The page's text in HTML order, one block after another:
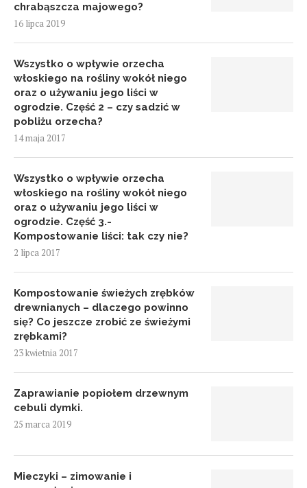
chrabąszcza majowego?
16 lipca 2019
Wszystko o wpływie orzecha
włoskiego na rośliny wokół niego
oraz o używaniu jego liści w
ogrodzie. Część 2 – czy sadzić w
pobliżu orzecha?
14 maja 2017
Wszystko o wpływie orzecha
włoskiego na rośliny wokół niego
oraz o używaniu jego liści w
ogrodzie. Część 3.-
Kompostowanie liści: tak czy nie?
2 lipca 2017
Kompostowanie świeżych zrębków
drewnianych – dlaczego powinno
się? Co jeszcze zrobić ze świeżymi
zrębkami?
23 kwietnia 2017
Zaprawianie popiołem drzewnym
cebuli dymki.
25 marca 2019
Mieczyki – zimowanie i